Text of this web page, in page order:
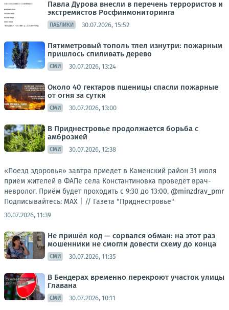
Павла Дурова внесли в перечень террористов и
экстремистов Росфинмониторинга
ПАБЛИКИ 30.07.2026, 15:52
Пятиметровый тополь тлел изнутри: пожарным
пришлось спиливать дерево
СМИ 30.07.2026, 13:24
Около 40 гектаров пшеницы спасли пожарные
от огня за сутки
СМИ 30.07.2026, 13:00
В Приднестровье продолжается борьба с
амброзией
СМИ 30.07.2026, 12:38
«Поезд здоровья» завтра приедет в Каменский район 31 июля
приём жителей в ФАПе села Константиновка проведёт врач-
невролог. Приём будет проходить с 9:30 до 13:00. @minzdrav_pmr
Подписывайтесь: MAX | // Газета "Приднестровье"
30.07.2026, 11:39
Не пришёл код — сорвался обман: на этот раз
мошенники не смогли довести схему до конца
СМИ 30.07.2026, 11:35
В Бендерах временно перекроют участок улицы
Главана
СМИ 30.07.2026, 10:11